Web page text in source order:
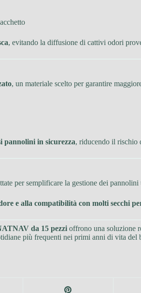
, evitando la diffusione di cattivi odori
, un materiale scelto per garantire
pannolini in sicurezza, riducendo il rischio
per semplificare la gestione dei
e alla compatibilità con molti secchi
da 15 pezzi offrono una soluzione
più frequenti nei primi anni di vita del